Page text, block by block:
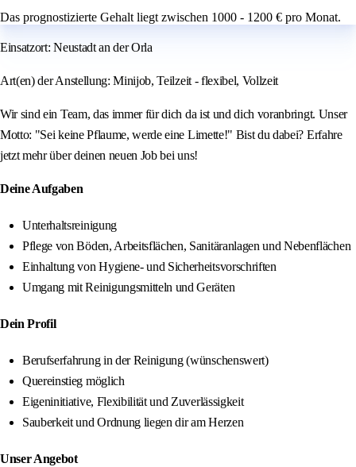
Das prognostizierte Gehalt liegt zwischen 1000 - 1200 € pro Monat.
Einsatzort: Neustadt an der Orla
Art(en) der Anstellung: Minijob, Teilzeit - flexibel, Vollzeit
Wir sind ein Team, das immer für dich da ist und dich voranbringt. Unser
Motto: "Sei keine Pflaume, werde eine Limette!" Bist du dabei? Erfahre
jetzt mehr über deinen neuen Job bei uns!
Deine Aufgaben
Unterhaltsreinigung
Pflege von Böden, Arbeitsflächen, Sanitäranlagen und Nebenflächen
Einhaltung von Hygiene- und Sicherheitsvorschriften
Umgang mit Reinigungsmitteln und Geräten
Dein Profil
Berufserfahrung in der Reinigung (wünschenswert)
Quereinstieg möglich
Eigeninitiative, Flexibilität und Zuverlässigkeit
Sauberkeit und Ordnung liegen dir am Herzen
Unser Angebot